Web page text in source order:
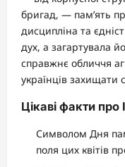
бригад, — пам’ять
дисципліна та
дух, а загартувала
справжнє обличчя
українців захищати
Цікаві факти про
Символом Дня
поля цих квітів